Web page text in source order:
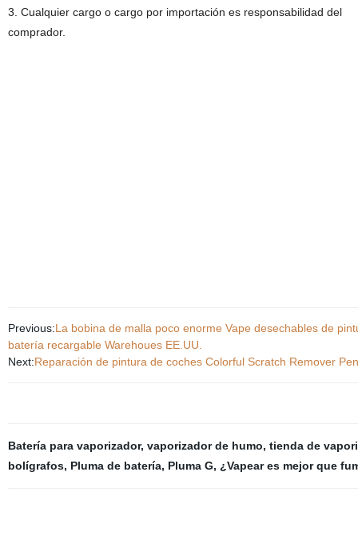
3. Cualquier cargo o cargo por importación es responsabilidad del
comprador.
Previous:La bobina de malla poco enorme Vape desechables de
batería recargable Warehoues EE.UU.
Next:Reparación de pintura de coches Colorful Scratch Remover Pen
Batería para vaporizador, vaporizador de humo, tienda de
bolígrafos, Pluma de batería, Pluma G, ¿Vapear es mejor que